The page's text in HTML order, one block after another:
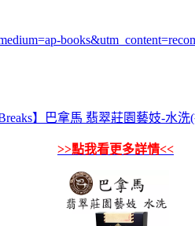
】巴拿馬 翡翠莊園藝妓-水洗
>>點我看更多詳情<<